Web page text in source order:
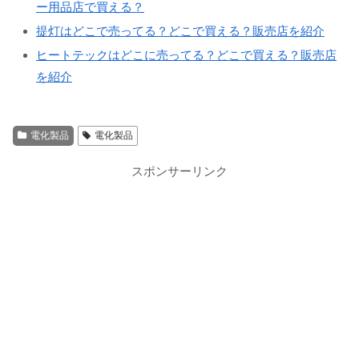
ー用品店で買える？
提灯はどこで売ってる？どこで買える？販売店を紹介
ヒートテックはどこに売ってる？どこで買える？販売店
を紹介
電化製品 電化製品
スポンサーリンク